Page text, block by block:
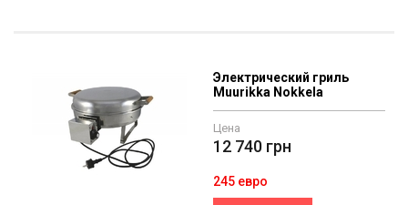
Электрический гриль
Muurikka Nokkela
Цена
12 740 грн
245 евро